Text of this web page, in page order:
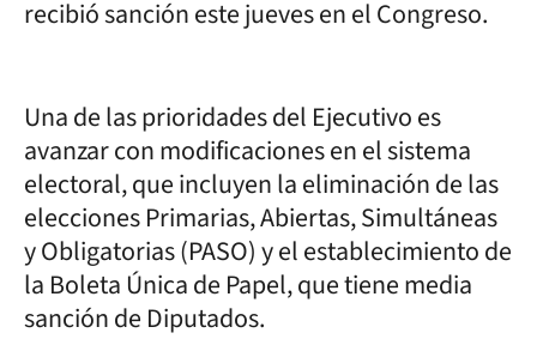
recibió sanción este jueves en el Congreso.
Una de las prioridades del Ejecutivo es
avanzar con modificaciones en el sistema
electoral, que incluyen la eliminación de las
elecciones Primarias, Abiertas, Simultáneas
y Obligatorias (PASO) y el establecimiento de
la Boleta Única de Papel, que tiene media
sanción de Diputados.